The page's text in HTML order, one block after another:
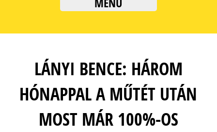
LÁNYI BENCE: HÁROM
HÓNAPPAL A MŰTÉT UTÁN
MOST MÁR 100%-OS